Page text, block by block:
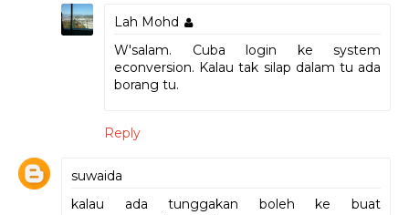
Lah Mohd
W'salam. Cuba login ke system
econversion. Kalau tak silap dalam tu ada
borang tu.
Reply
suwaida
kalau ada tunggakan boleh ke buat